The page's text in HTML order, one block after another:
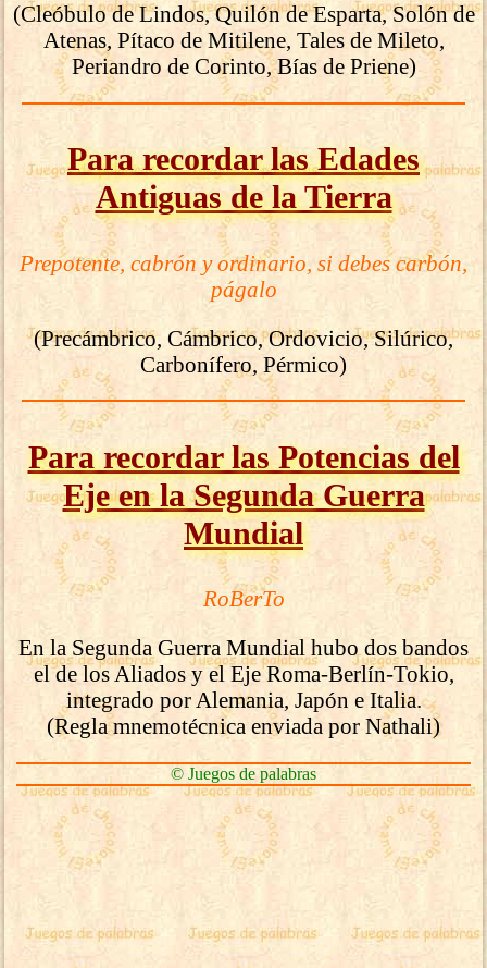
(Cleóbulo de Lindos, Quilón de Esparta, Solón de
Atenas, Pítaco de Mitilene, Tales de Mileto,
Periandro de Corinto, Bías de Priene)
Para recordar las Edades
Antiguas de la Tierra
Prepotente, cabrón y ordinario, si debes carbón,
págalo
(Precámbrico, Cámbrico, Ordovicio, Silúrico,
Carbonífero, Pérmico)
Para recordar las Potencias del
Eje en la Segunda Guerra
Mundial
RoBerTo
En la Segunda Guerra Mundial hubo dos bandos
el de los Aliados y el Eje Roma-Berlín-Tokio,
integrado por Alemania, Japón e Italia.
(Regla mnemotécnica enviada por Nathali)
© Juegos de palabras